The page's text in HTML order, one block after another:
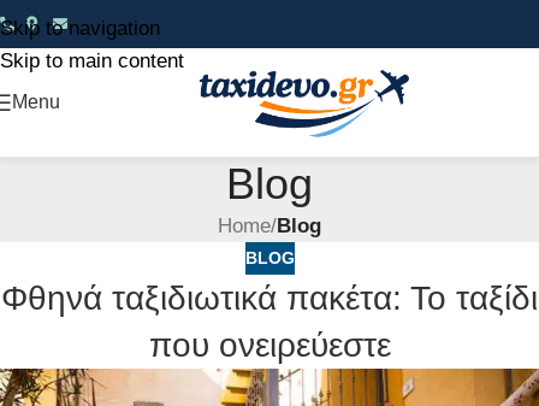
Skip to navigation
Skip to main content
Menu
Blog
Home/Blog
BLOG
Φθηνά ταξιδιωτικά πακέτα: Το ταξίδι
που ονειρεύεστε